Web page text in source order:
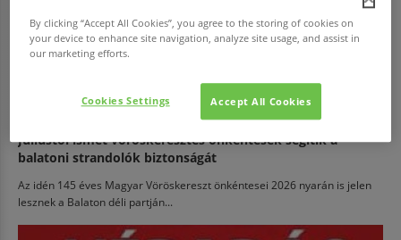
Júliustól ismét vöröskeresztes önkéntesek segítik a
balatoni strandolók biztonságát
Az idén 145 éves Magyar Vöröskereszt önkéntesei 2026 nyarán is jelen
lesznek a Balaton déli partján...
By clicking “Accept All Cookies”, you agree to the storing of cookies on
your device to enhance site navigation, analyze site usage, and assist in
our marketing efforts.
Accept All Cookies
Cookies Settings